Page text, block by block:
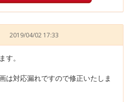
2019/04/02 17:33
す。
は対応漏れですので修正いたしま